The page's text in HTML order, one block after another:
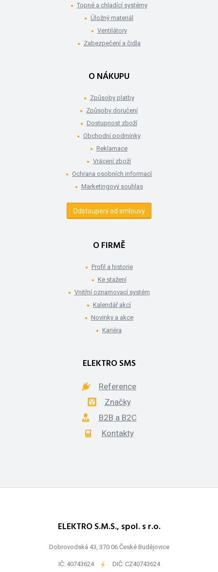
Topné a chladící systémy
Úložný materiál
Ventilátory
Zabezpečení a čidla
O NÁKUPU
Způsoby platby
Způsoby doručení
Dostupnost zboží
Obchodní podmínky
Reklamace
Vrácení zboží
Ochrana osobních informací
Marketingový souhlas
Odstoupení od smlouvy
O FIRMĚ
Profil a historie
Ke stažení
Vnitřní oznamovací systém
Kalendář akcí
Novinky a akce
Kariéra
ELEKTRO SMS
Reference
Značky
B2B a B2C
Kontakty
ELEKTRO S.M.S., spol. s r.o.
Dobrovodská 43, 370 06 České Budějovice
IČ: 40743624 - DIČ: CZ40743624